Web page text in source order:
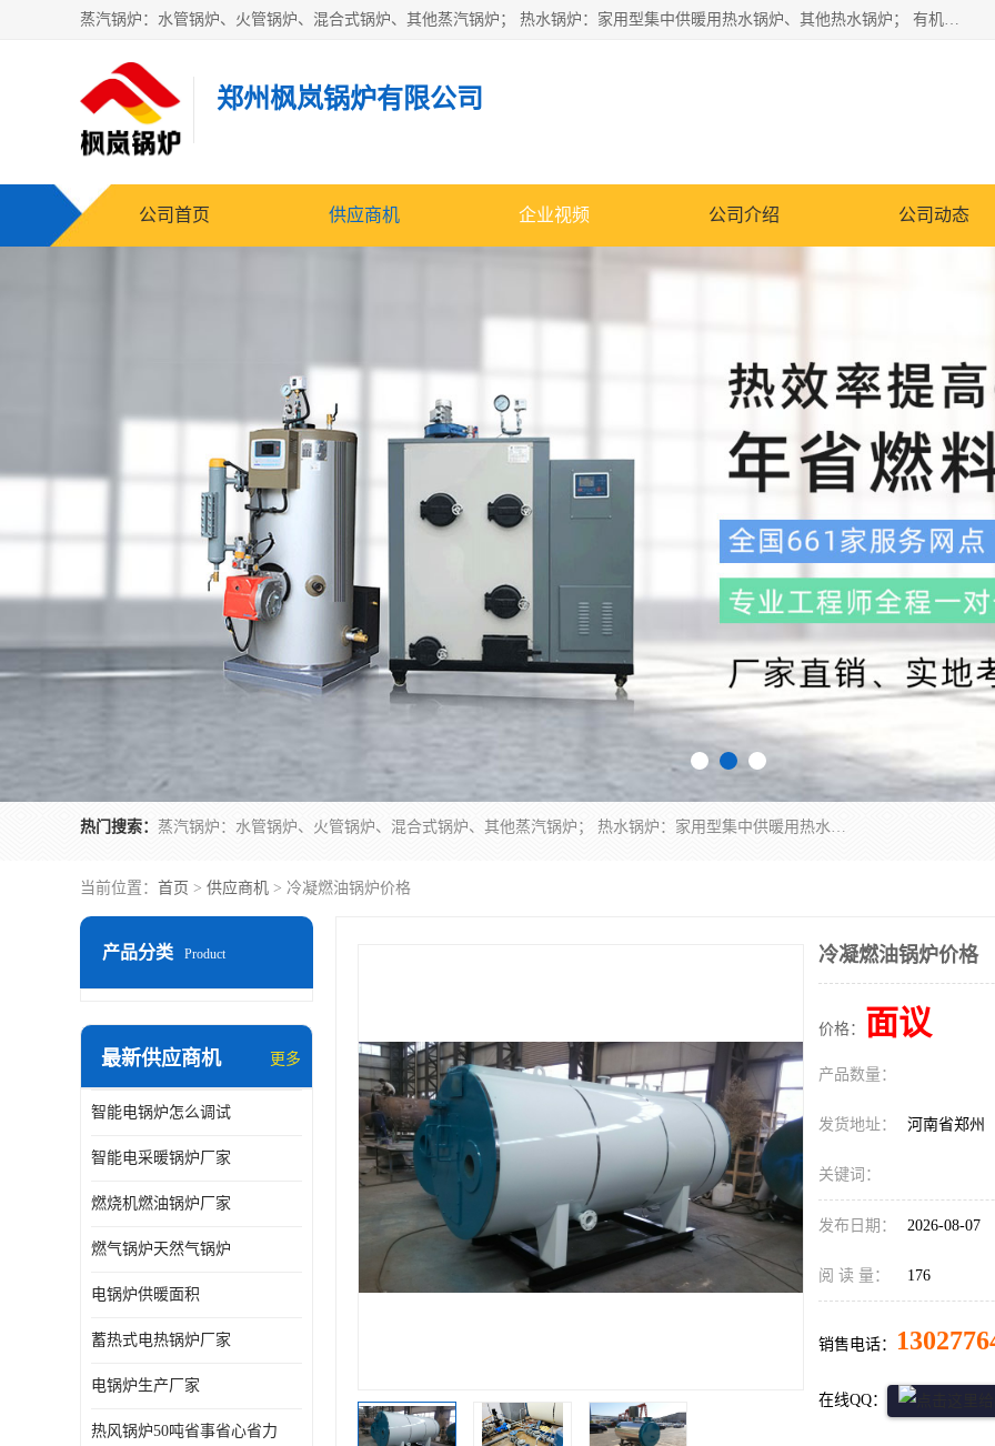
蒸汽锅炉：水管锅炉、火管锅炉、混合式锅炉、其他蒸汽锅炉； 热水锅炉：家用型集中供暖用热水锅炉、其他热水锅炉； 有机热载体锅炉； 船用蒸汽锅炉； （锅炉用辅助设备及装置）蒸汽冷凝器：表面冷凝器、混合式冷凝器、空冷式冷凝器、其他蒸汽冷凝器； 锅炉用辅助设备：节热器、蒸汽收集器、蓄能器、烟垢清除器、气体回收器、泥渣刮除器、空气预热器、其他锅炉用辅助设备；
郑州枫岚锅炉有限公司
公司首页 供应商机 企业视频 公司介绍 公司动态
热门搜索： 蒸汽锅炉：水管锅炉、火管锅炉、混合式锅炉、其他蒸汽锅炉； 热水锅炉：家用型集中供暖用热水锅炉、其他热水锅炉； 有机热载体锅炉； 船用蒸汽锅炉； （锅炉用辅助设备及装置）蒸汽冷凝器：表面冷凝器、混合式冷凝器、空冷式冷凝器、其他蒸汽冷凝器； 锅炉用辅助设备：节热器、蒸汽收集器、蓄能器、烟垢清除器、气体回收器、泥渣刮除器、空气预热器、其他锅炉用辅助设备；
当前位置： 首页 > 供应商机 > 冷凝燃油锅炉价格
产品分类 Product
最新供应商机 更多
智能电锅炉怎么调试
智能电采暖锅炉厂家
燃烧机燃油锅炉厂家
燃气锅炉天然气锅炉
电锅炉供暖面积
蓄热式电热锅炉厂家
电锅炉生产厂家
热风锅炉50吨省事省心省力
冷凝燃油锅炉价格
价格： 面议
产品数量：
发货地址： 河南省郑州
关键词：
发布日期： 2026-08-07
阅 读 量： 176
销售电话：
在线QQ：